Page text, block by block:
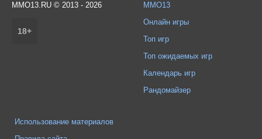
MMO13.RU © 2013 - 2026
18+
MMO13
Онлайн игры
Топ игр
Топ ожидаемых игр
Календарь игр
Рандомайзер
Использование материалов